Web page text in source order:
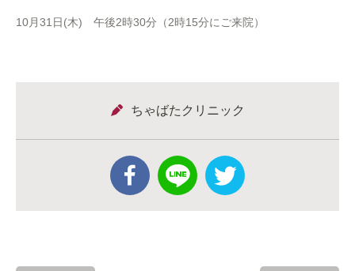
10月31日(木) 午後2時30分（2時15分にご来院）
ちゃばたクリニック